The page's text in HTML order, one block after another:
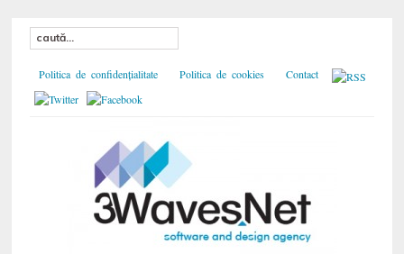
Politica de confidențialitate Politica de cookies Contact